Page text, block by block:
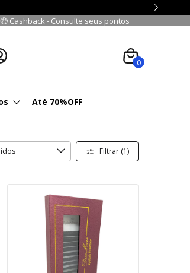
🤑 Cashback - Consulte seus pontos
0
Até 70%OFF
Filtrar (1)